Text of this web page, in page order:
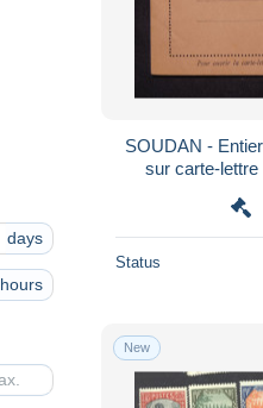
days
hours
SOUDAN -
sur carte-lettre
Status
New